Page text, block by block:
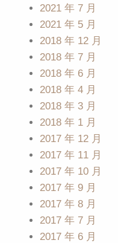
2021 年 7 月
2021 年 5 月
2018 年 12 月
2018 年 7 月
2018 年 6 月
2018 年 4 月
2018 年 3 月
2018 年 1 月
2017 年 12 月
2017 年 11 月
2017 年 10 月
2017 年 9 月
2017 年 8 月
2017 年 7 月
2017 年 6 月